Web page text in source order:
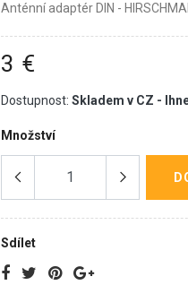
Anténní adaptér DIN -
3 €
Dostupnost: Skladem v CZ -
Množství
Sdílet